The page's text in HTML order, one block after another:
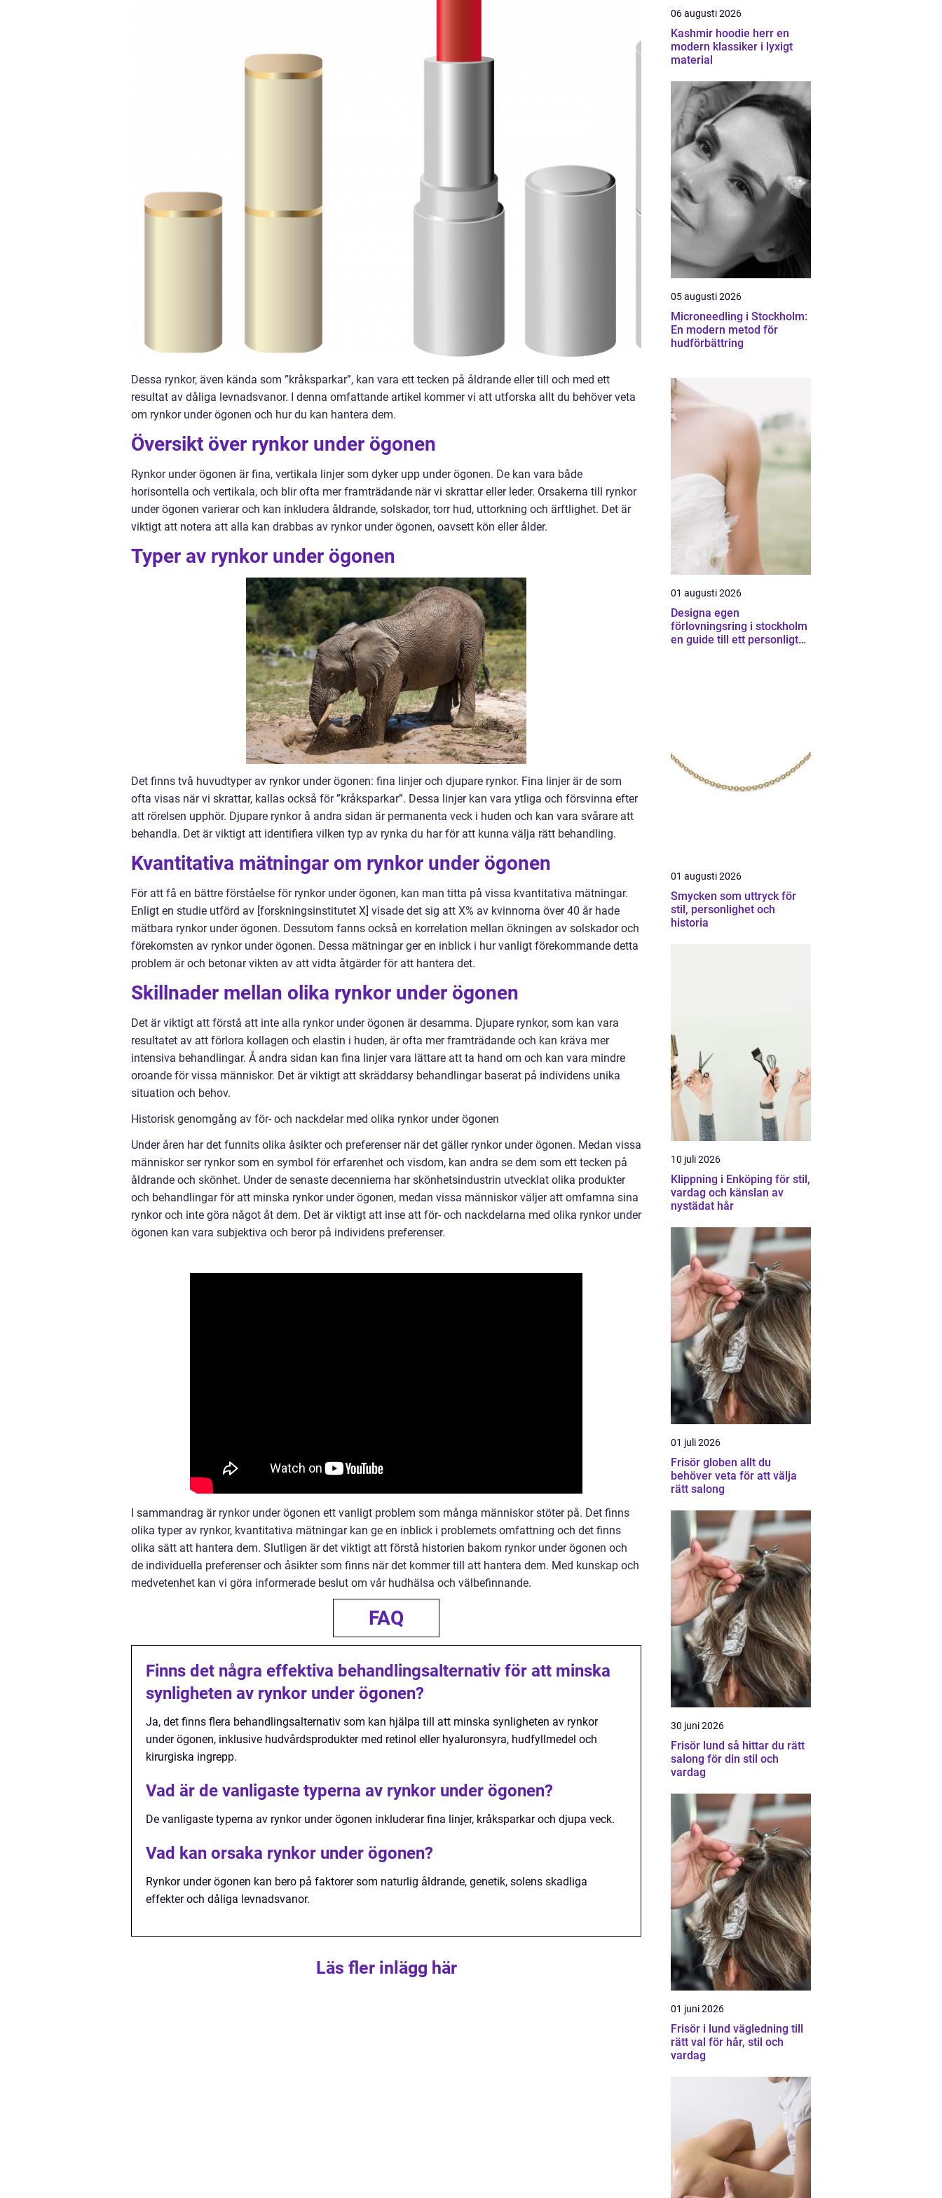
Dessa rynkor, även kända som ”kråksparkar”, kan vara ett tecken på åldrande eller till och med ett
resultat av dåliga levnadsvanor. I denna omfattande artikel kommer vi att utforska allt du behöver veta
om rynkor under ögonen och hur du kan hantera dem.
Översikt över rynkor under ögonen
Rynkor under ögonen är fina, vertikala linjer som dyker upp under ögonen. De kan vara både
horisontella och vertikala, och blir ofta mer framträdande när vi skrattar eller leder. Orsakerna till rynkor
under ögonen varierar och kan inkludera åldrande, solskador, torr hud, uttorkning och ärftlighet. Det är
viktigt att notera att alla kan drabbas av rynkor under ögonen, oavsett kön eller ålder.
Typer av rynkor under ögonen
Det finns två huvudtyper av rynkor under ögonen: fina linjer och djupare rynkor. Fina linjer är de som
ofta visas när vi skrattar, kallas också för ”kråksparkar”. Dessa linjer kan vara ytliga och försvinna efter
att rörelsen upphör. Djupare rynkor å andra sidan är permanenta veck i huden och kan vara svårare att
behandla. Det är viktigt att identifiera vilken typ av rynka du har för att kunna välja rätt behandling.
Kvantitativa mätningar om rynkor under ögonen
För att få en bättre förståelse för rynkor under ögonen, kan man titta på vissa kvantitativa mätningar.
Enligt en studie utförd av [forskningsinstitutet X] visade det sig att X% av kvinnorna över 40 år hade
mätbara rynkor under ögonen. Dessutom fanns också en korrelation mellan ökningen av solskador och
förekomsten av rynkor under ögonen. Dessa mätningar ger en inblick i hur vanligt förekommande detta
problem är och betonar vikten av att vidta åtgärder för att hantera det.
Skillnader mellan olika rynkor under ögonen
Det är viktigt att förstå att inte alla rynkor under ögonen är desamma. Djupare rynkor, som kan vara
resultatet av att förlora kollagen och elastin i huden, är ofta mer framträdande och kan kräva mer
intensiva behandlingar. Å andra sidan kan fina linjer vara lättare att ta hand om och kan vara mindre
oroande för vissa människor. Det är viktigt att skräddarsy behandlingar baserat på individens unika
situation och behov.
Historisk genomgång av för- och nackdelar med olika rynkor under ögonen
Under åren har det funnits olika åsikter och preferenser när det gäller rynkor under ögonen. Medan vissa
människor ser rynkor som en symbol för erfarenhet och visdom, kan andra se dem som ett tecken på
åldrande och skönhet. Under de senaste decennierna har skönhetsindustrin utvecklat olika produkter
och behandlingar för att minska rynkor under ögonen, medan vissa människor väljer att omfamna sina
rynkor och inte göra något åt dem. Det är viktigt att inse att för- och nackdelarna med olika rynkor under
ögonen kan vara subjektiva och beror på individens preferenser.
I sammandrag är rynkor under ögonen ett vanligt problem som många människor stöter på. Det finns
olika typer av rynkor, kvantitativa mätningar kan ge en inblick i problemets omfattning och det finns
olika sätt att hantera dem. Slutligen är det viktigt att förstå historien bakom rynkor under ögonen och
de individuella preferenser och åsikter som finns när det kommer till att hantera dem. Med kunskap och
medvetenhet kan vi göra informerade beslut om vår hudhälsa och välbefinnande.
FAQ
Finns det några effektiva behandlingsalternativ för att minska
synligheten av rynkor under ögonen?
Ja, det finns flera behandlingsalternativ som kan hjälpa till att minska synligheten av rynkor
under ögonen, inklusive hudvårdsprodukter med retinol eller hyaluronsyra, hudfyllmedel och
kirurgiska ingrepp.
Vad är de vanligaste typerna av rynkor under ögonen?
De vanligaste typerna av rynkor under ögonen inkluderar fina linjer, kråksparkar och djupa veck.
Vad kan orsaka rynkor under ögonen?
Rynkor under ögonen kan bero på faktorer som naturlig åldrande, genetik, solens skadliga
effekter och dåliga levnadsvanor.
Läs fler inlägg här
06 augusti 2026
Kashmir hoodie herr en
modern klassiker i lyxigt
material
05 augusti 2026
Microneedling i Stockholm:
En modern metod för
hudförbättring
01 augusti 2026
Designa egen
förlovningsring i stockholm
en guide till ett personligt
01 augusti 2026
Smycken som uttryck för
stil, personlighet och
historia
10 juli 2026
Klippning i Enköping för stil,
vardag och känslan av
nystädat hår
01 juli 2026
Frisör globen allt du
behöver veta för att välja
rätt salong
30 juni 2026
Frisör lund så hittar du rätt
salong för din stil och
vardag
01 juni 2026
Frisör i lund vägledning till
rätt val för hår, stil och
vardag